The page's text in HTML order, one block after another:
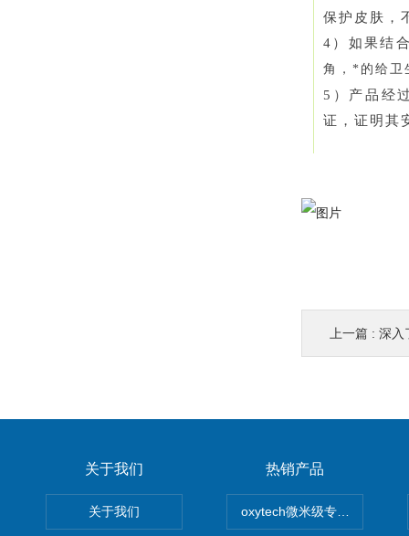
保护皮肤，
4）如果结
角，*的给卫
5）产品经
证，证明其
上一篇 : 深入
关于我们
关于我们
热销产品
oxytech微米级专业消毒